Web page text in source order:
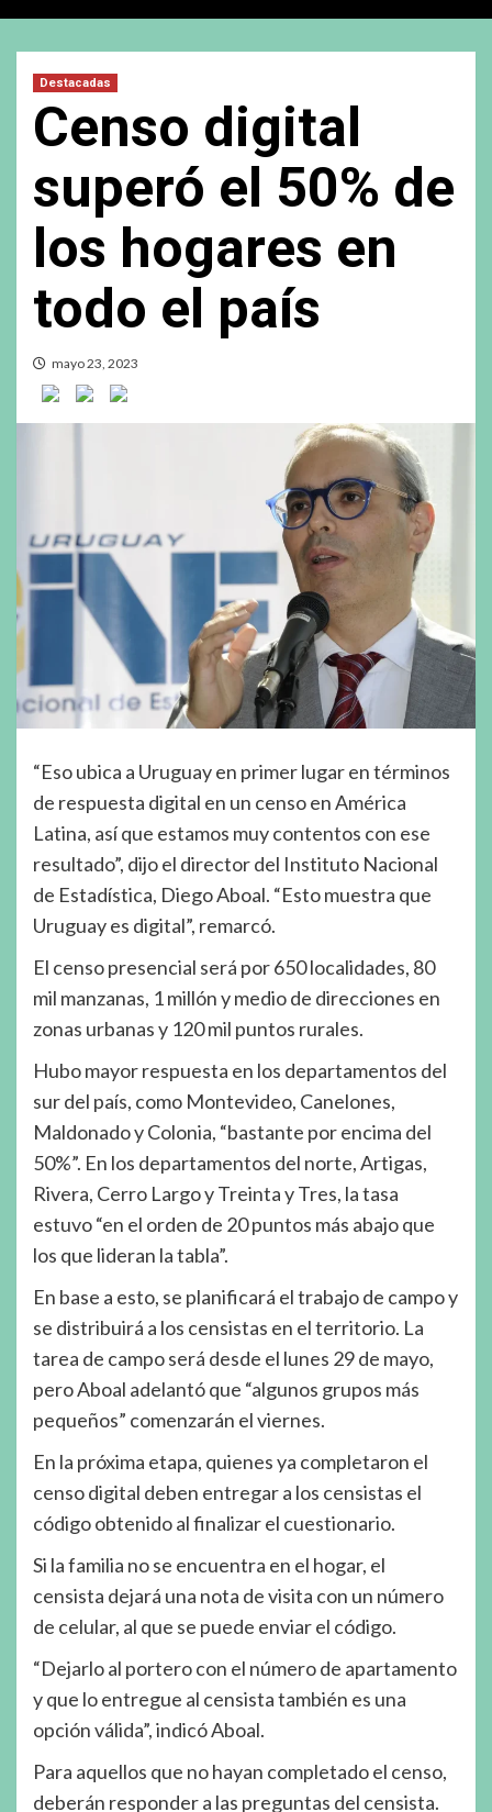
Destacadas
Censo digital
superó el 50% de
los hogares en
todo el país
mayo 23, 2023
“Eso ubica a Uruguay en primer lugar en términos
de respuesta digital en un censo en América
Latina, así que estamos muy contentos con ese
resultado”, dijo el director del Instituto Nacional
de Estadística, Diego Aboal. “Esto muestra que
Uruguay es digital”, remarcó.
El censo presencial será por 650 localidades, 80
mil manzanas, 1 millón y medio de direcciones en
zonas urbanas y 120 mil puntos rurales.
Hubo mayor respuesta en los departamentos del
sur del país, como Montevideo, Canelones,
Maldonado y Colonia, “bastante por encima del
50%”. En los departamentos del norte, Artigas,
Rivera, Cerro Largo y Treinta y Tres, la tasa
estuvo “en el orden de 20 puntos más abajo que
los que lideran la tabla”.
En base a esto, se planificará el trabajo de campo y
se distribuirá a los censistas en el territorio. La
tarea de campo será desde el lunes 29 de mayo,
pero Aboal adelantó que “algunos grupos más
pequeños” comenzarán el viernes.
En la próxima etapa, quienes ya completaron el
censo digital deben entregar a los censistas el
código obtenido al finalizar el cuestionario.
Si la familia no se encuentra en el hogar, el
censista dejará una nota de visita con un número
de celular, al que se puede enviar el código.
“Dejarlo al portero con el número de apartamento
y que lo entregue al censista también es una
opción válida”, indicó Aboal.
Para aquellos que no hayan completado el censo,
deberán responder a las preguntas del censista.